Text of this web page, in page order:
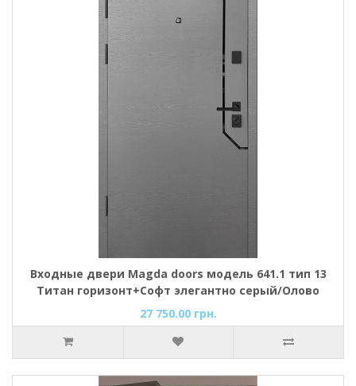
Входные двери Magda doors модель 641.1 тип 13
Титан горизонт+Софт элегантно серый/Олово
супермат+Титан горизонт
27 750.00 грн.